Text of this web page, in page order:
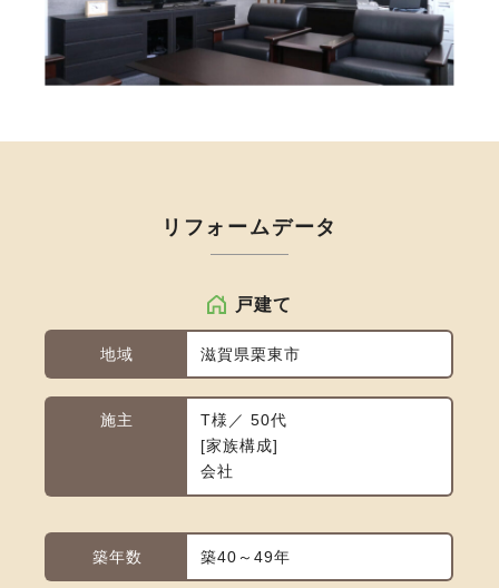
リフォームデータ
戸建て
地域 滋賀県栗東市
施主
T様／ 50代
家族構成
会社
築年数 築40～49年